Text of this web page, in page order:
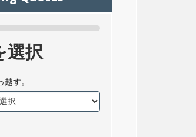
選択
す。